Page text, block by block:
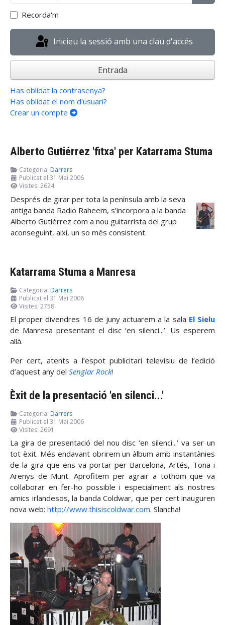
Recorda'm
Inicieu la sessió amb una clau d'accés
Entrada
Has oblidat la contrasenya?
Has oblidat el nom d'usuari?
Crear un compte
Alberto Gutiérrez 'fitxa' per Katarrama Stuma
Categoria: Darrers
Publicat el 31 Mai 2006
Visites: 2624
Després de girar per tota la península amb la seva
antiga banda Radio Raheem, s’incorpora a la banda
Alberto Gutiérrez com a nou guitarrista del grup
aconseguint, així, un so més consistent.
Katarrama Stuma a Manresa
Categoria: Darrers
Publicat el 31 Mai 2006
Visites: 2758
El proper divendres 16 de juny actuarem a la sala El Sielu
de Manresa presentant el disc ‘en silenci...’. Us esperem
allà.
Per cert, atents a l’espot publicitari televisiu de l’edició
d’aquest any del Senglar Rock!
Èxit de la presentació 'en silenci...'
Categoria: Darrers
Publicat el 31 Mai 2006
Visites: 2691
La gira de presentació del nou disc ‘en silenci...’ va ser un
tot èxit. Més endavant obrirem un àlbum amb instantànies
de la gira que ens va portar per Barcelona, Artés, Tona i
Arenys de Munt. Aprofitem per agrair a tothom que va
col·laborar en fer-ho possible i especialment als nostres
amics irlandesos, la banda Coldwar, que per cert inauguren
nova web: http://www.thisiscoldwar.com. Slancha!